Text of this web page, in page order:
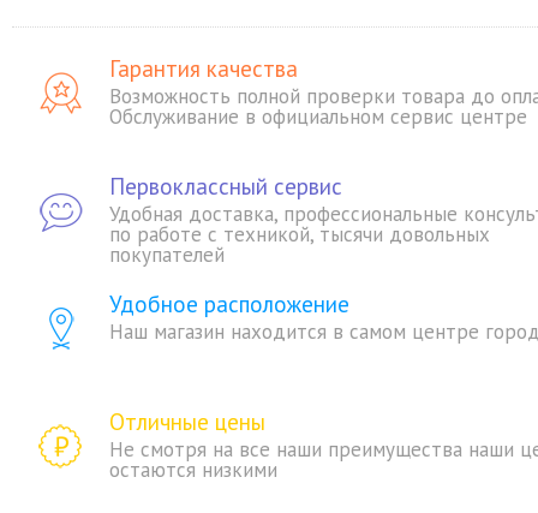
Гарантия качества
Возможность полной проверки товара до
Обслуживание в официальном сервис центре
Первоклассный сервис
Удобная доставка, профессиональные
по работе с техникой, тысячи довольных
покупателей
Удобное расположение
Наш магазин находится в самом центре
Отличные цены
Не смотря на все наши преимущества наши
остаются низкими